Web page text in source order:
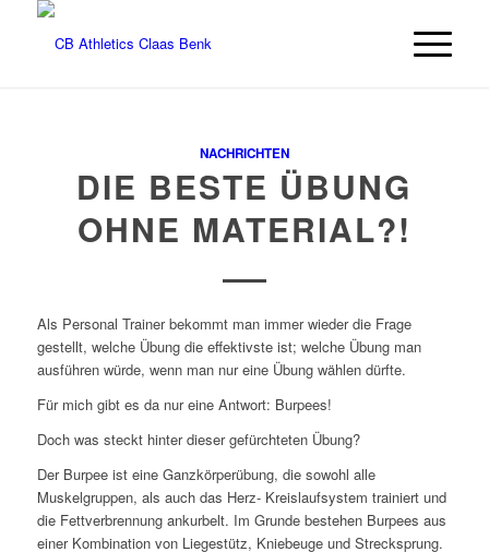
NACHRICHTEN
DIE BESTE ÜBUNG
OHNE MATERIAL?!
Als Personal Trainer bekommt man immer wieder die Frage
gestellt, welche Übung die effektivste ist; welche Übung man
ausführen würde, wenn man nur eine Übung wählen dürfte.
Für mich gibt es da nur eine Antwort: Burpees!
Doch was steckt hinter dieser gefürchteten Übung?
Der Burpee ist eine Ganzkörperübung, die sowohl alle
Muskelgruppen, als auch das Herz- Kreislaufsystem trainiert und
die Fettverbrennung ankurbelt. Im Grunde bestehen Burpees aus
einer Kombination von Liegestütz, Kniebeuge und Strecksprung.